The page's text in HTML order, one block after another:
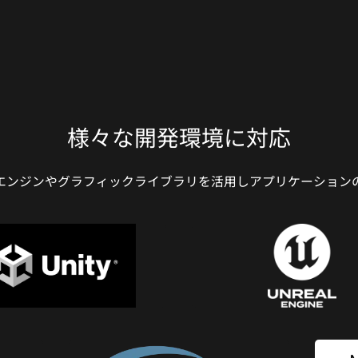
様々な開発環境に対応
ンジンやグラフィックライブラリを活用しアプリケーション